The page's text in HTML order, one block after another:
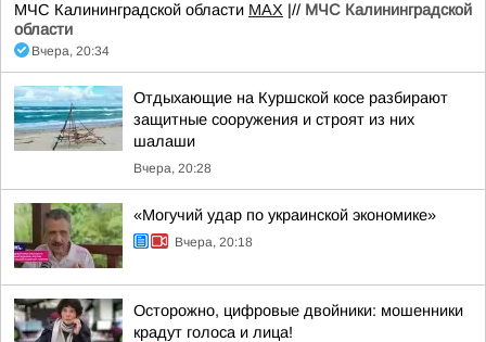
МЧС Калининградской области MAX |// МЧС Калининградской
области
Вчера, 20:34
Отдыхающие на Куршской косе разбирают
защитные сооружения и строят из них
шалаши
Вчера, 20:28
«Могучий удар по украинской экономике»
Вчера, 20:18
Осторожно, цифровые двойники: мошенники
крадут голоса и лица!